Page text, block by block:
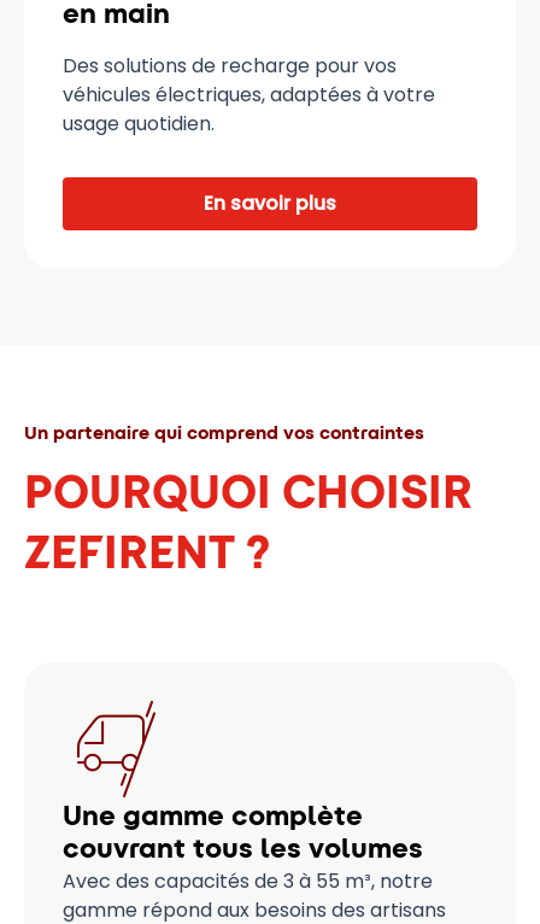
en main
Des solutions de recharge pour vos
véhicules électriques, adaptées à votre
usage quotidien.
En savoir plus
Un partenaire qui comprend vos contraintes
POURQUOI CHOISIR
ZEFIRENT ?
Une gamme complète
couvrant tous les volumes
Avec des capacités de 3 à 55 m³, notre
gamme répond aux besoins des artisans